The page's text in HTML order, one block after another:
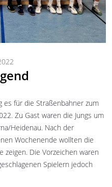
es für die Straßenbahner zum
Zu Gast waren die Jungs um
Heidenau. Nach der
Wochenende wollten die
zeigen. Die Vorzeichen waren
Spielern jedoch